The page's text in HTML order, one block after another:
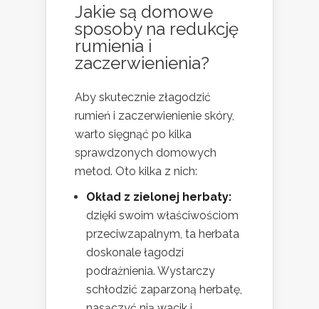
Jakie są domowe
sposoby na redukcję
rumienia i
zaczerwienienia?
Aby skutecznie złagodzić
rumień i zaczerwienienie skóry,
warto sięgnąć po kilka
sprawdzonych domowych
metod. Oto kilka z nich:
Okład z zielonej herbaty:
dzięki swoim właściwościom
przeciwzapalnym, ta herbata
doskonale łagodzi
podrażnienia. Wystarczy
schłodzić zaparzoną herbatę,